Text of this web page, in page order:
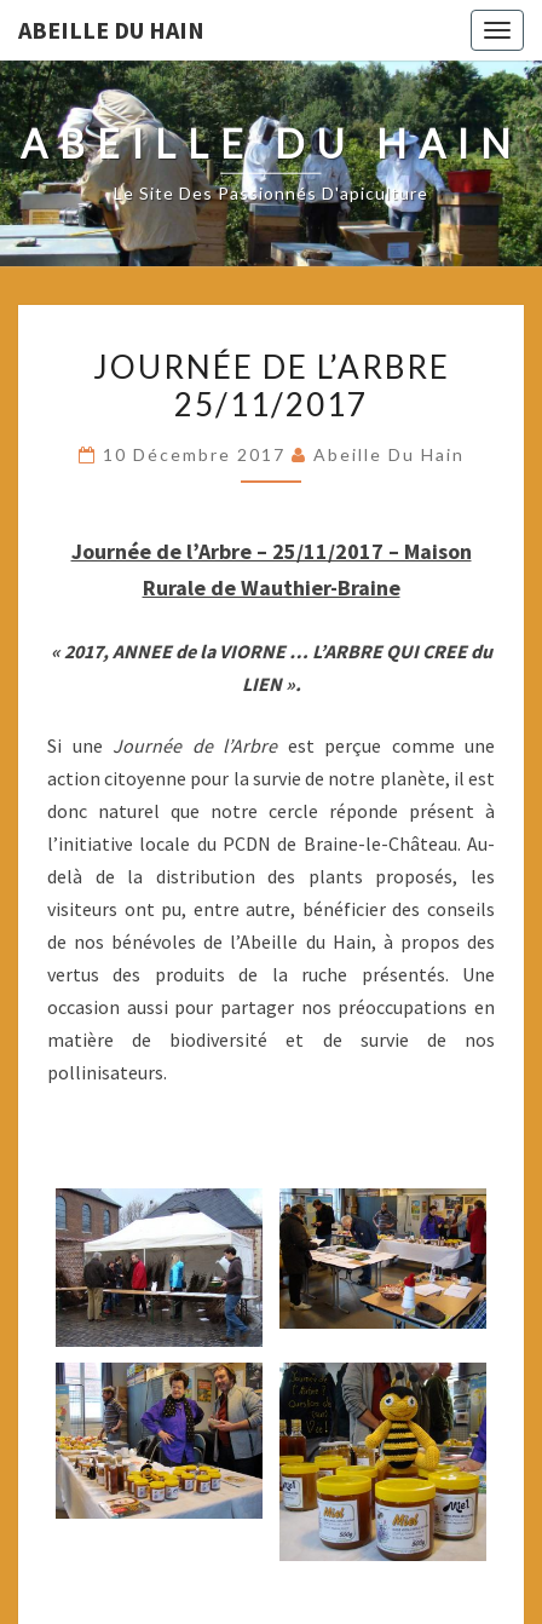
ABEILLE DU HAIN
ABEILLE DU HAIN
Le Site Des Passionnés D'apiculture
DE
L’ARBRE
JOURNÉE DE L’ARBRE
25/11/2017
10 Décembre 2017 Abeille Du Hain
Journée de l’Arbre – 25/11/2017 – Maison
Rurale de Wauthier-Braine
« 2017, ANNEE de la VIORNE … L’ARBRE QUI CREE du
LIEN ».
Si une Journée de l’Arbre est perçue comme une
action citoyenne pour la survie de notre planète, il est
donc naturel que notre cercle réponde présent à
l’initiative locale du PCDN de Braine-le-Château. Au-
delà de la distribution des plants proposés, les
visiteurs ont pu, entre autre, bénéficier des conseils
de nos bénévoles de l’Abeille du Hain, à propos des
vertus des produits de la ruche présentés. Une
occasion aussi pour partager nos préoccupations en
matière de biodiversité et de survie de nos
pollinisateurs.